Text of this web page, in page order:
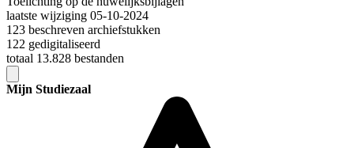
laatste wijziging 05-10-2024
123 beschreven archiefstukken
122 gedigitaliseerd
totaal 13.828 bestanden
Mijn Studiezaal